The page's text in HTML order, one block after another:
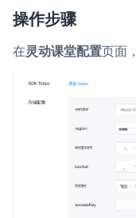
互动白板
Status Page
集中展示声网主要
内容审核
对实时音频和视
操作步骤
在灵动课堂配置页面